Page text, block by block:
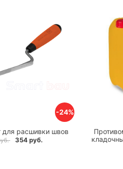
-24%
для расшивки швов
354 руб.